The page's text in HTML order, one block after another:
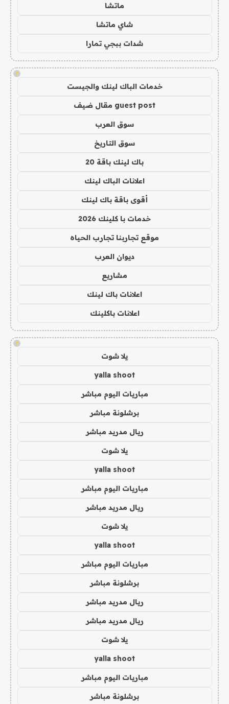
ماتشا
شاي ماتشا
شدات ببجي تمارا
!
خدمات الباك لينك والجيست
guest post مقال ضيف
سوق العرب
سوق التاريخ
باك لينك باقة 20
اعلانات الباك لينك
أقوى باقة باك لينك
خدمات با كلينك 2026
موقع تجاربنا تجارب الحياه
ديوان العرب
مشاريع
اعلانات باك لينك
اعلانات باكلينك
!
يلا شوت
yalla shoot
مباريات اليوم مباشر
برشلونة مباشر
ريال مدريد مباشر
يلا شوت
yalla shoot
مباريات اليوم مباشر
ريال مدريد مباشر
يلا شوت
yalla shoot
مباريات اليوم مباشر
برشلونة مباشر
ريال مدريد مباشر
ريال مدريد مباشر
يلا شوت
yalla shoot
مباريات اليوم مباشر
برشلونة مباشر